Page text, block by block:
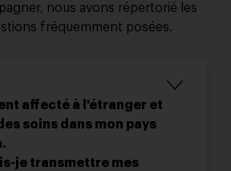
nous avons répertorié les
fréquemment posées.
affecté à l'étranger et
soins dans mon pays
je transmettre mes